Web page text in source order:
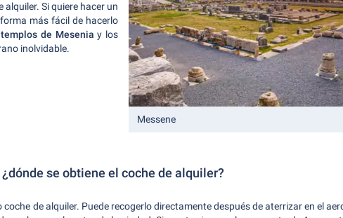
Messene
Si quiere hacer un
más fácil de hacerlo
templos de Meseniay los
inolvidable.
se obtiene el coche de alquiler?
de alquiler. Puede recogerlo directamente después de aterrizar en el